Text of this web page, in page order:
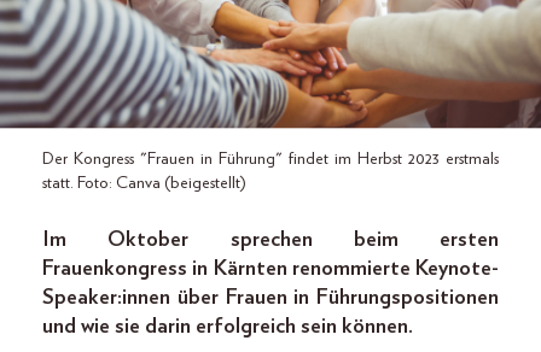
Der Kongress "Frauen in Führung" findet im Herbst 2023 erstmals
statt. Foto: Canva (beigestellt)
Im Oktober sprechen beim ersten
Frauenkongress in Kärnten renommierte Keynote-
Speaker:innen über Frauen in Führungspositionen
und wie sie darin erfolgreich sein können.